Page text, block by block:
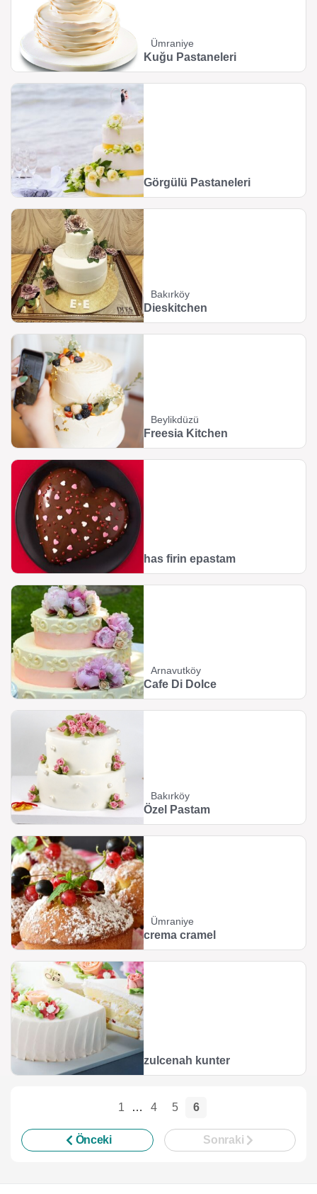
Ümraniye
Kuğu Pastaneleri
Görgülü Pastaneleri
Bakırköy
Dieskitchen
Beylikdüzü
Freesia Kitchen
has firin epastam
Arnavutköy
Cafe Di Dolce
Bakırköy
Özel Pastam
Ümraniye
crema cramel
zulcenah kunter
1 … 4 5 6
Önceki Sonraki